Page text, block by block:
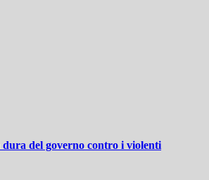
del governo contro i violenti